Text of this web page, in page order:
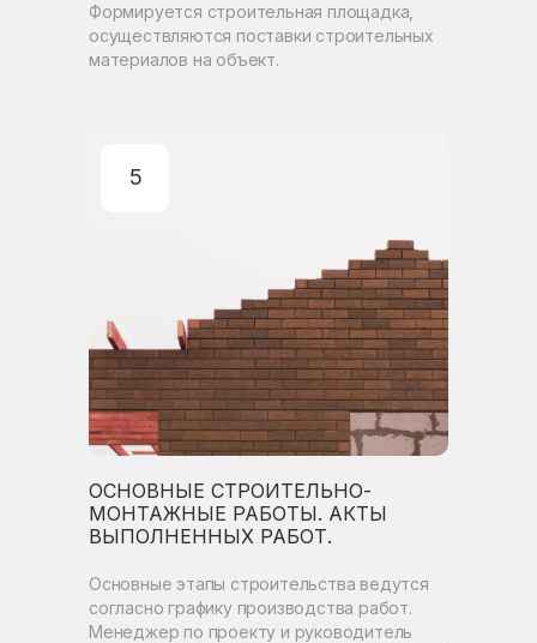
ОСНОВНЫЕ СТРОИТЕЛЬНО-
МОНТАЖНЫЕ РАБОТЫ. АКТЫ
ВЫПОЛНЕННЫХ РАБОТ.
Формируется строительная площадка,
осуществляются поставки строительных
материалов на объект.
Основные этапы строительства ведутся
согласно графику производства работ.
Менеджер по проекту и руководитель
5